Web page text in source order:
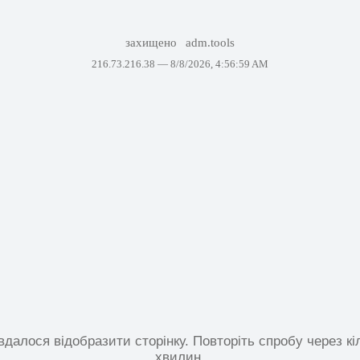
захищено adm.tools
216.73.216.38 — 8/8/2026, 4:56:59 AM
відобразити сторінку. Повторіть спробу через